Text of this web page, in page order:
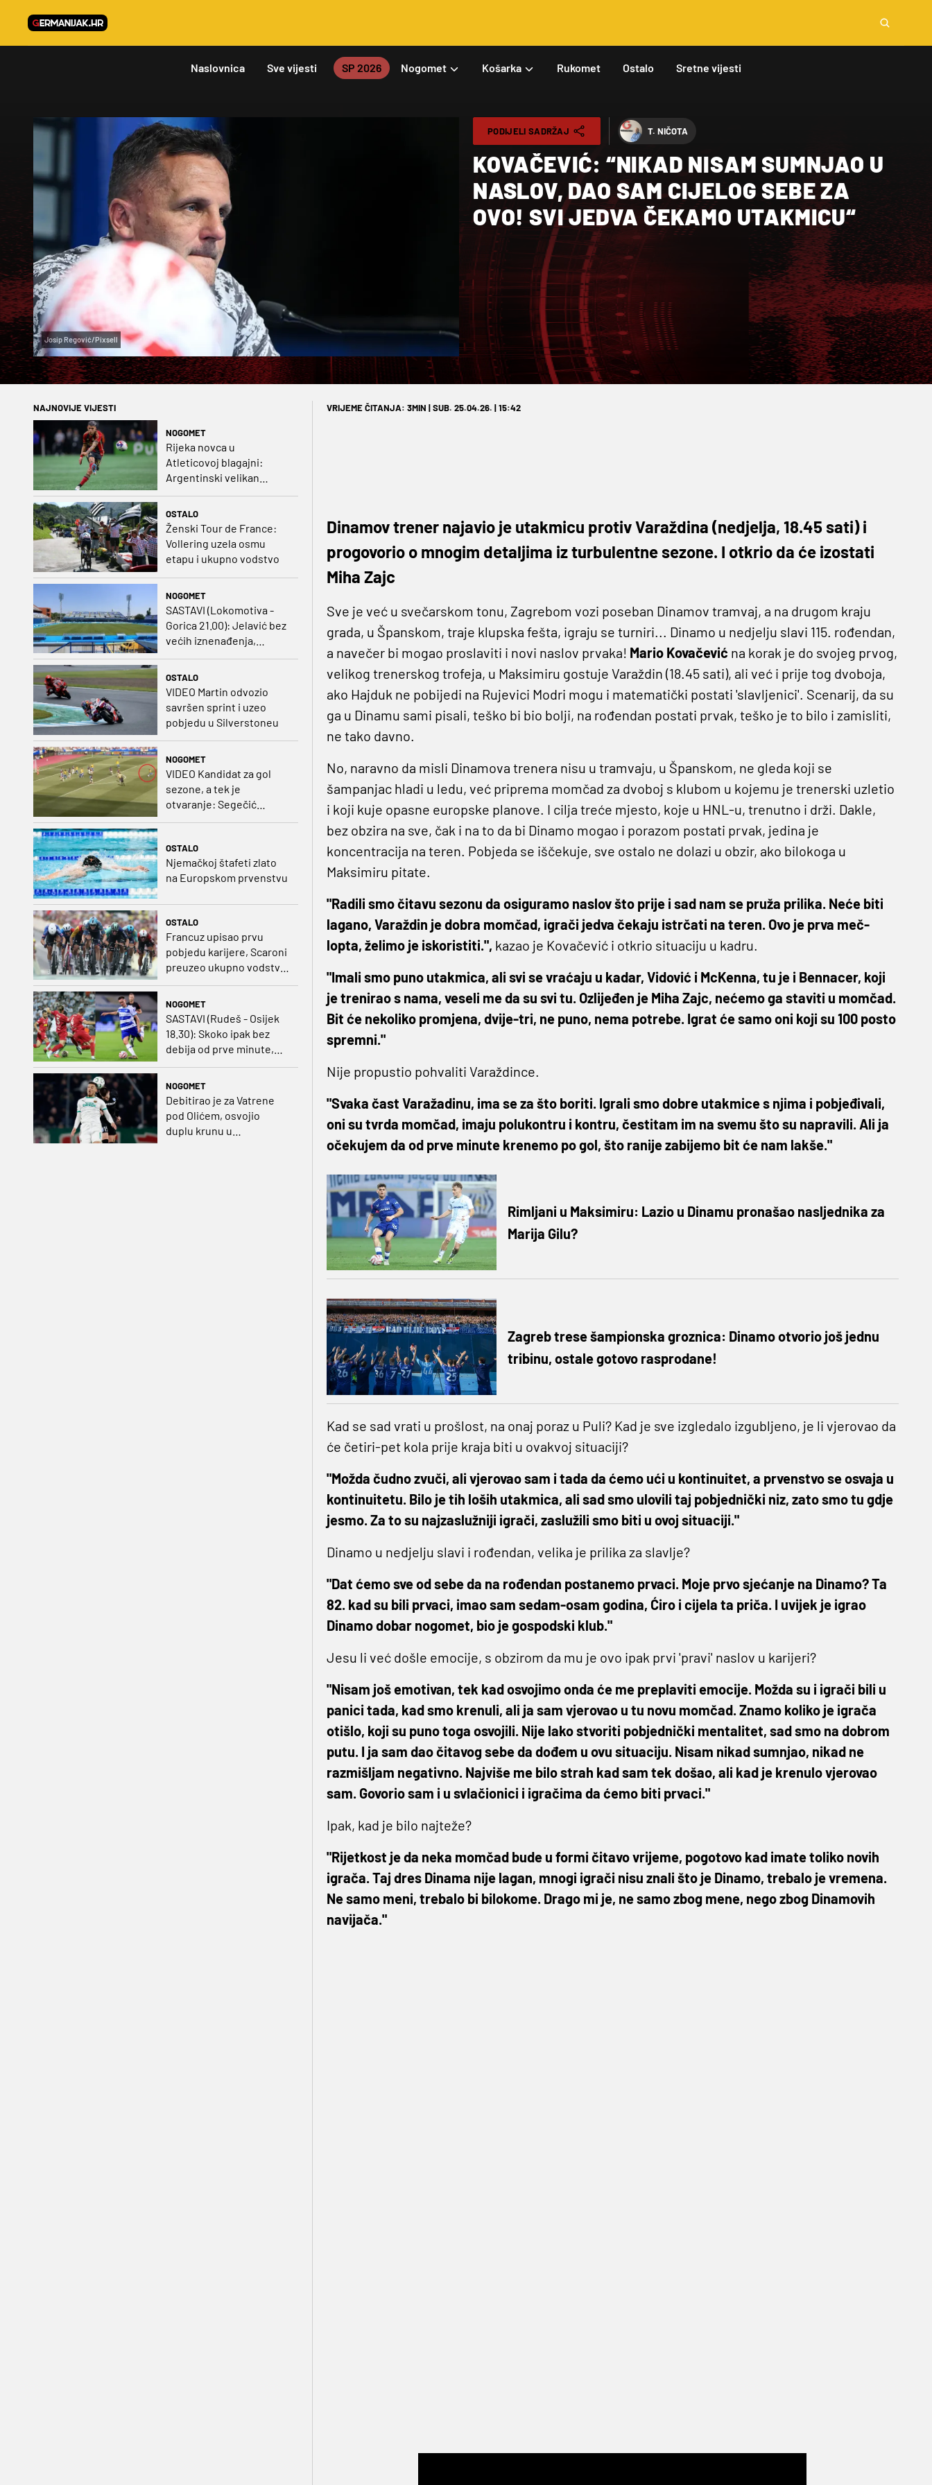
Naslovnica Sve vijesti SP 2026 Nogomet Košarka Rukomet Ostalo Sretne vijesti
Josip Regović/Pixsell
PODIJELI SADRŽAJ T. NIČOTA
KOVAČEVIĆ: “NIKAD NISAM SUMNJAO U
NASLOV, DAO SAM CIJELOG SEBE ZA
OVO! SVI JEDVA ČEKAMO UTAKMICU“
NAJNOVIJE VIJESTI
NOGOMET
Rijeka novca u
Atleticovoj blagajni:
Argentinski velikan
OSTALO
Ženski Tour de France:
Vollering uzela osmu
etapu i ukupno vodstvo
NOGOMET
SASTAVI (Lokomotiva -
Gorica 21.00): Jelavić bez
većih iznenađenja,
Carević u vatru gurnuo
OSTALO
VIDEO Martin odvozio
savršen sprint i uzeo
pobjedu u Silverstoneu
NOGOMET
VIDEO Kandidat za gol
sezone, a tek je
otvaranje: Segečić
OSTALO
Njemačkoj štafeti zlato
na Europskom prvenstvu
OSTALO
Francuz upisao prvu
pobjedu karijere, Scaroni
preuzeo ukupno vodstvo
u Poljskoj
NOGOMET
SASTAVI (Rudeš - Osijek
18.30): Skoko ipak bez
debija od prve minute,
prvo kolo
NOGOMET
Debitirao je za Vatrene
pod Olićem, osvojio
duplu krunu u
VRIJEME ČITANJA: 3MIN | SUB. 25.04.26. | 15:42
Dinamov trener najavio je utakmicu protiv Varaždina (nedjelja, 18.45 sati) i
progovorio o mnogim detaljima iz turbulentne sezone. I otkrio da će izostati
Miha Zajc
Sve je već u svečarskom tonu, Zagrebom vozi poseban Dinamov tramvaj, a na drugom kraju
grada, u Španskom, traje klupska fešta, igraju se turniri... Dinamo u nedjelju slavi 115. rođendan,
a navečer bi mogao proslaviti i novi naslov prvaka! Mario Kovačević na korak je do svojeg prvog,
velikog trenerskog trofeja, u Maksimiru gostuje Varaždin (18.45 sati), ali već i prije tog dvoboja,
ako Hajduk ne pobijedi na Rujevici Modri mogu i matematički postati 'slavljenici'. Scenarij, da su
ga u Dinamu sami pisali, teško bi bio bolji, na rođendan postati prvak, teško je to bilo i zamisliti,
ne tako davno.
No, naravno da misli Dinamova trenera nisu u tramvaju, u Španskom, ne gleda koji se
šampanjac hladi u ledu, već priprema momčad za dvoboj s klubom u kojemu je trenerski uzletio
i koji kuje opasne europske planove. I cilja treće mjesto, koje u HNL-u, trenutno i drži. Dakle,
bez obzira na sve, čak i na to da bi Dinamo mogao i porazom postati prvak, jedina je
koncentracija na teren. Pobjeda se iščekuje, sve ostalo ne dolazi u obzir, ako bilokoga u
Maksimiru pitate.
"Radili smo čitavu sezonu da osiguramo naslov što prije i sad nam se pruža prilika. Neće biti
lagano, Varaždin je dobra momčad, igrači jedva čekaju istrčati na teren. Ovo je prva meč-
lopta, želimo je iskoristiti.", kazao je Kovačević i otkrio situaciju u kadru.
"Imali smo puno utakmica, ali svi se vraćaju u kadar, Vidović i McKenna, tu je i Bennacer, koji
je trenirao s nama, veseli me da su svi tu. Ozlijeđen je Miha Zajc, nećemo ga staviti u momčad.
Bit će nekoliko promjena, dvije-tri, ne puno, nema potrebe. Igrat će samo oni koji su 100 posto
spremni."
Nije propustio pohvaliti Varaždince.
"Svaka čast Varažadinu, ima se za što boriti. Igrali smo dobre utakmice s njima i pobjeđivali,
oni su tvrda momčad, imaju polukontru i kontru, čestitam im na svemu što su napravili. Ali ja
očekujem da od prve minute krenemo po gol, što ranije zabijemo bit će nam lakše."
Rimljani u Maksimiru: Lazio u Dinamu pronašao nasljednika za
Marija Gilu?
Zagreb trese šampionska groznica: Dinamo otvorio još jednu
tribinu, ostale gotovo rasprodane!
Kad se sad vrati u prošlost, na onaj poraz u Puli? Kad je sve izgledalo izgubljeno, je li vjerovao da
će četiri-pet kola prije kraja biti u ovakvoj situaciji?
"Možda čudno zvuči, ali vjerovao sam i tada da ćemo ući u kontinuitet, a prvenstvo se osvaja u
kontinuitetu. Bilo je tih loših utakmica, ali sad smo ulovili taj pobjednički niz, zato smo tu gdje
jesmo. Za to su najzaslužniji igrači, zaslužili smo biti u ovoj situaciji."
Dinamo u nedjelju slavi i rođendan, velika je prilika za slavlje?
"Dat ćemo sve od sebe da na rođendan postanemo prvaci. Moje prvo sjećanje na Dinamo? Ta
82. kad su bili prvaci, imao sam sedam-osam godina, Ćiro i cijela ta priča. I uvijek je igrao
Dinamo dobar nogomet, bio je gospodski klub."
Jesu li već došle emocije, s obzirom da mu je ovo ipak prvi 'pravi' naslov u karijeri?
"Nisam još emotivan, tek kad osvojimo onda će me preplaviti emocije. Možda su i igrači bili u
panici tada, kad smo krenuli, ali ja sam vjerovao u tu novu momčad. Znamo koliko je igrača
otišlo, koji su puno toga osvojili. Nije lako stvoriti pobjednički mentalitet, sad smo na dobrom
putu. I ja sam dao čitavog sebe da dođem u ovu situaciju. Nisam nikad sumnjao, nikad ne
razmišljam negativno. Najviše me bilo strah kad sam tek došao, ali kad je krenulo vjerovao
sam. Govorio sam i u svlačionici i igračima da ćemo biti prvaci."
Ipak, kad je bilo najteže?
"Rijetkost je da neka momčad bude u formi čitavo vrijeme, pogotovo kad imate toliko novih
igrača. Taj dres Dinama nije lagan, mnogi igrači nisu znali što je Dinamo, trebalo je vremena.
Ne samo meni, trebalo bi bilokome. Drago mi je, ne samo zbog mene, nego zbog Dinamovih
navijača."